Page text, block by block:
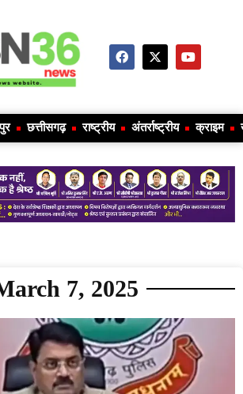
छत्तीसगढ़ राष्ट्रीय अंतर्राष्ट्रीय क्राइम
7, 2025